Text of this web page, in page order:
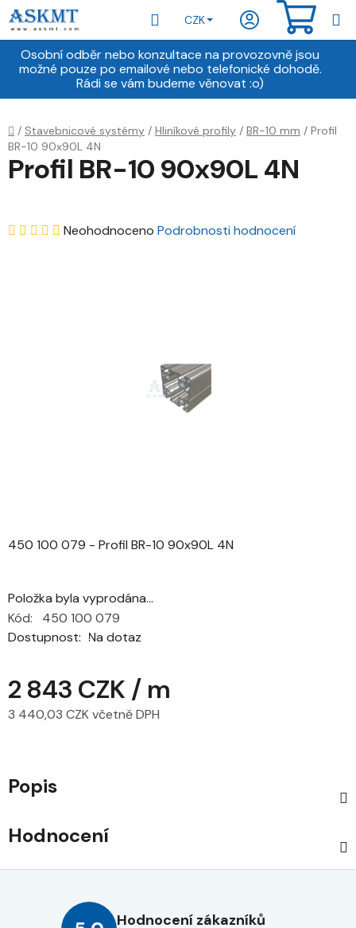
Přejít
na
obsah
Osobní odběr nebo konzultace na provozovně jsou
možné pouze po emailové nebo telefonické dohodě.
Rádi se vám budeme věnovat :o)
Hledat
CZK
Domů
/ Stavebnicové systémy / Hliníkové profily / BR-10 mm / Profil
BR-10 90x90L 4N
450 100 079 - Profil BR-10 90x90L 4N
Položka byla vyprodána…
Dostupnost Na dotaz
Kód: 450 100 079
2 843 CZK / m
3 440,03 CZK včetně DPH
Profil BR-10 90x90L 4N
Průměrné
Neohodnoceno Podrobnosti hodnocení
Popis
Hodnocení
Hodnocení zákazníků